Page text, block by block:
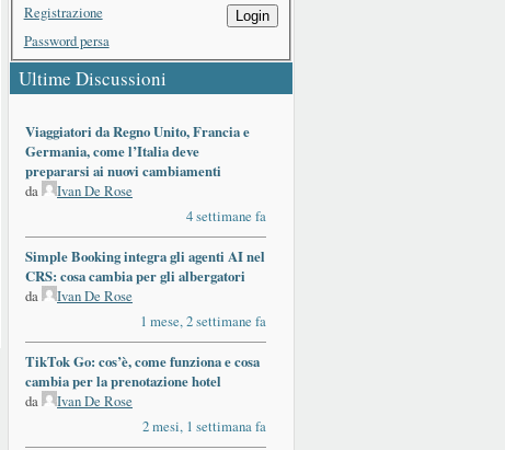
Login
Registrazione
Password persa
Ultime Discussioni
Viaggiatori da Regno Unito, Francia e
Germania, come l’Italia deve
prepararsi ai nuovi cambiamenti
da
Ivan De Rose
4 settimane fa
Simple Booking integra gli agenti AI nel
CRS: cosa cambia per gli albergatori
da
Ivan De Rose
1 mese, 2 settimane fa
TikTok Go: cos’è, come funziona e cosa
cambia per la prenotazione hotel
da
Ivan De Rose
2 mesi, 1 settimana fa